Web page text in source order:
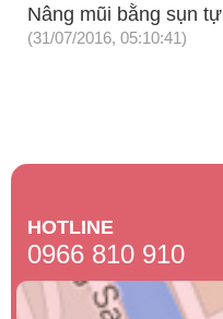
Nâng mũi bằng sụn
(31/07/2016, 05:10:41)
HOTLINE
0966 810 910